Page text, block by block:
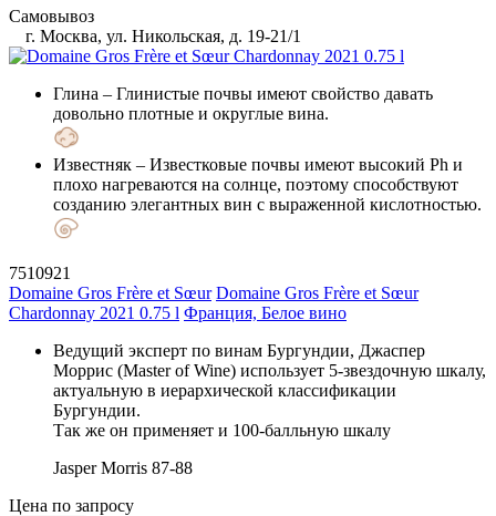
Самовывоз
г. Москва, ул. Никольская, д. 19-21/1
Глина – Глинистые почвы имеют свойство давать
довольно плотные и округлые вина.
Известняк – Известковые почвы имеют высокий Ph и
плохо нагреваются на солнце, поэтому способствуют
созданию элегантных вин с выраженной кислотностью.
7510921
Domaine Gros Frère et Sœur Domaine Gros Frère et Sœur
Chardonnay 2021 0.75 l Франция, Белое вино
Ведущий эксперт по винам Бургундии, Джаспер
Моррис (Master of Wine) использует 5-звездочную шкалу,
актуальную в иерархической классификации
Бургундии.
Так же он применяет и 100-балльную шкалу
Jasper Morris 87-88
Цена по запросу